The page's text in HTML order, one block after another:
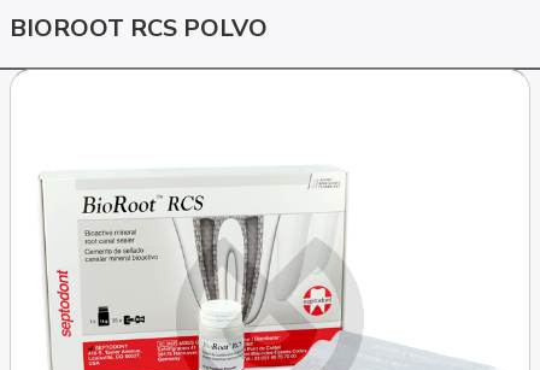
BIOROOT RCS POLVO